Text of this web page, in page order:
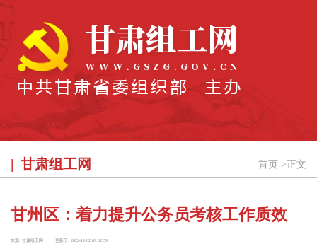
甘肃组工网 首页 > 正文
甘州区：着力提升公务员考核工作质效
来源: 甘肃组工网 更新于: 2022-12-02 09:02:59